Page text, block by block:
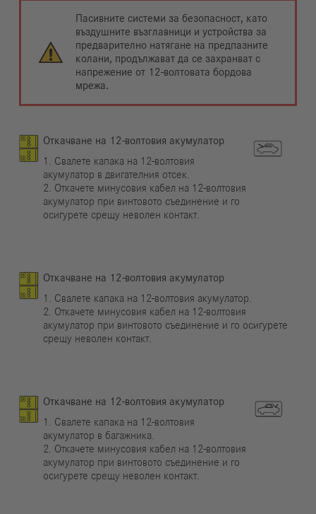
Пасивните системи за безопасност, като
въздушните възглавници и устройства за
предварително натягане на предпазните
колани, продължават да се захранват с
напрежение от 12-волтовата бордова
мрежа.
Откачване на 12-волтовия акумулатор
1. Свалете капака на 12-волтовия
акумулатор в двигателния отсек.
2. Откачете минусовия кабел на 12-волтовия
акумулатор при винтовото съединение и го
осигурете срещу неволен контакт.
Откачване на 12-волтовия акумулатор
1. Свалете капака на 12-волтовия акумулатор.
2. Откачете минусовия кабел на 12-волтовия
акумулатор при винтовото съединение и го осигурете
срещу неволен контакт.
Откачване на 12-волтовия акумулатор
1. Свалете капака на 12-волтовия
акумулатор в багажника.
2. Откачете минусовия кабел на 12-волтовия
акумулатор при винтовото съединение и го
осигурете срещу неволен контакт.